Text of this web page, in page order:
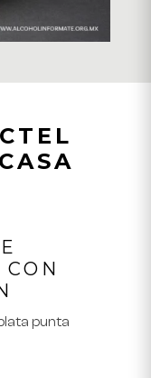
punta